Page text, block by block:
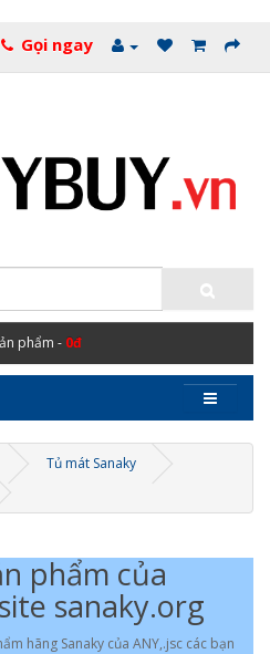
Gọi ngay
phẩm - 0đ
Tủ mát Sanaky
phẩm của
sanaky.org
hãng Sanaky của ANY,.jsc các bạn